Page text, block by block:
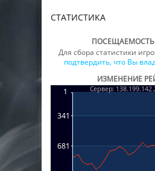
СТАТИСТИКА
ПОСЕЩАЕМОСТЬ
Для сбора статистики
подтвердить, что Вы
ИЗМЕНЕНИЕ